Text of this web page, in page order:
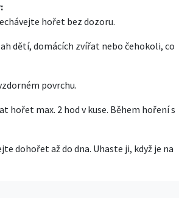
hořet bez dozoru.
dětí, domácích zvířat nebo čehokoli, co
povrchu.
hořet max. 2 hod v kuse. Během hoření s
dohořet až do dna. Uhaste ji, když je na